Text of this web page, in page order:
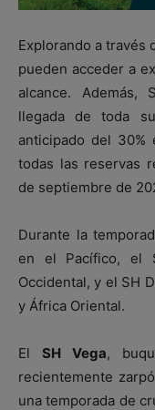
Explorando a través
pueden acceder a
alcance. Además,
llegada de toda
anticipado del
todas las reservas
de septiembre de
Durante la
en el Pacífico, el
Occidental, y el SH
y África Oriental.
El SH Vega,
recientemente
una temporada de